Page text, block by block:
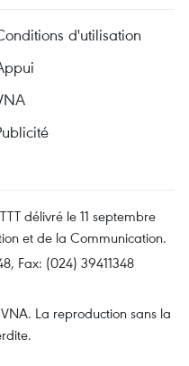
d'utilisation
délivré le 11 septembre
et de la Communication.
Fax: (024) 39411348
La reproduction sans la